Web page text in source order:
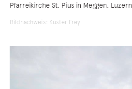
Pfarreikirche St. Pius in Meggen, Luzern
Bildnachweis: Kuster Frey